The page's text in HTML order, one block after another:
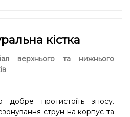
кістка
верхнього та нижнього
добре протистоїть зносу.
струн на корпус та